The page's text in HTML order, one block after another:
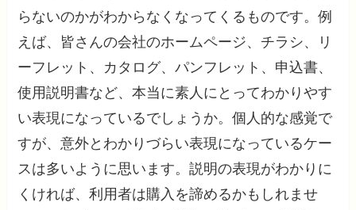
らないのかがわからなくなってくるものです。例
えば、皆さんの会社のホームページ、チラシ、リ
ーフレット、カタログ、パンフレット、申込書、
使用説明書など、本当に素人にとってわかりやす
い表現になっているでしょうか。個人的な感覚で
すが、意外とわかりづらい表現になっているケー
スは多いように思います。説明の表現がわかりに
くければ、利用者は購入を諦めるかもしれませ